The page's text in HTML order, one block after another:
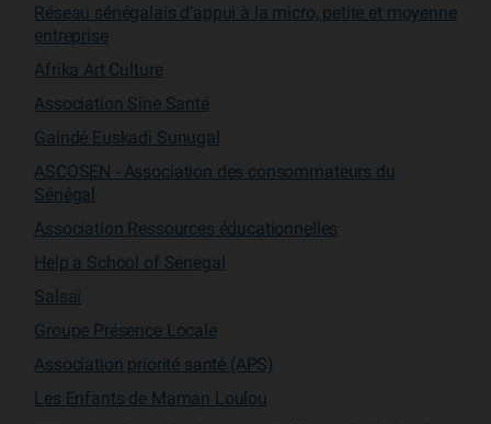
Réseau sénégalais d’appui à la micro, petite et moyenne
entreprise
Afrika Art Culture
Association Sine Santé
Gaindé Euskadi Sunugal
ASCOSEN - Association des consommateurs du
Sénégal
Association Ressources éducationnelles
Help a School of Senegal
Salsaï
Groupe Présence Locale
Association priorité santé (APS)
Les Enfants de Maman Loulou